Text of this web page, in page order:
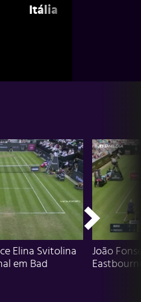
Itália
Elina Svitolina
em Bad
João